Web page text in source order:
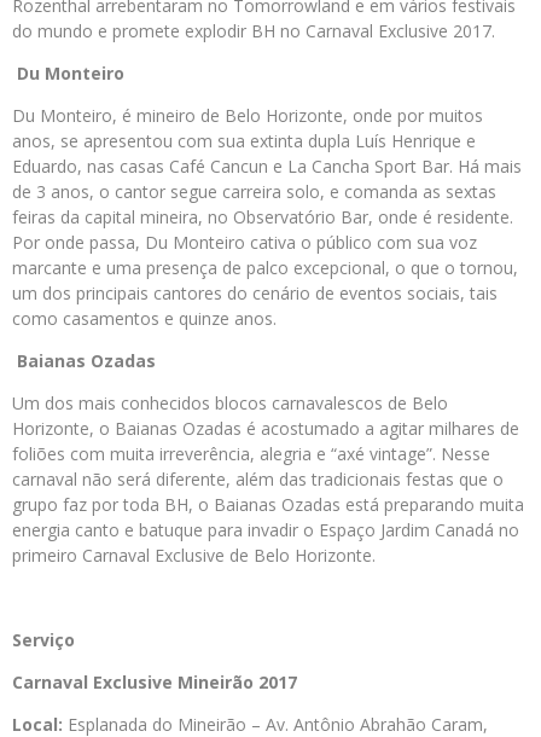
Rozenthal arrebentaram no Tomorrowland e em vários festivais
do mundo e promete explodir BH no Carnaval Exclusive 2017.
Du Monteiro
Du Monteiro, é mineiro de Belo Horizonte, onde por muitos
anos, se apresentou com sua extinta dupla Luís Henrique e
Eduardo, nas casas Café Cancun e La Cancha Sport Bar. Há mais
de 3 anos, o cantor segue carreira solo, e comanda as sextas
feiras da capital mineira, no Observatório Bar, onde é residente.
Por onde passa, Du Monteiro cativa o público com sua voz
marcante e uma presença de palco excepcional, o que o tornou,
um dos principais cantores do cenário de eventos sociais, tais
como casamentos e quinze anos.
Baianas Ozadas
Um dos mais conhecidos blocos carnavalescos de Belo
Horizonte, o Baianas Ozadas é acostumado a agitar milhares de
foliões com muita irreverência, alegria e “axé vintage”. Nesse
carnaval não será diferente, além das tradicionais festas que o
grupo faz por toda BH, o Baianas Ozadas está preparando muita
energia canto e batuque para invadir o Espaço Jardim Canadá no
primeiro Carnaval Exclusive de Belo Horizonte.
Serviço
Carnaval Exclusive Mineirão 2017
Local: Esplanada do Mineirão – Av. Antônio Abrahão Caram,